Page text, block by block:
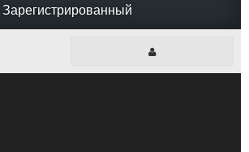
Зарегистрированный